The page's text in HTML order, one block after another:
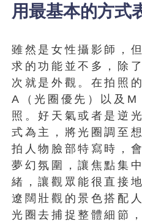
用最基本的方式
雖然是女性攝影師，
求的功能並不多，除
次就是外觀。在拍照
A（光圈優先）以及M
照。好天氣或者是逆
式為主，將光圈調至
拍人物臉部特寫時，
夢幻氛圍，讓焦點集
緒，讓觀眾能很直接
遼闊壯觀的景色搭配
光圈去捕捉整體細節